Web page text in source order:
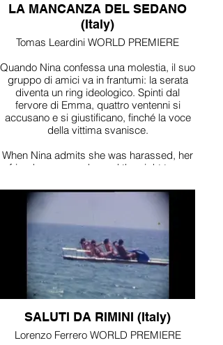
LA MANCANZA DEL SEDANO
(Italy)
Tomas Leardini WORLD PREMIERE
Quando Nina confessa una molestia, il suo
gruppo di amici va in frantumi: la serata
diventa un ring ideologico. Spinti dal
fervore di Emma, quattro ventenni si
accusano e si giustificano, finché la voce
della vittima svanisce.
When Nina admits she was harassed, her
friend group cracks and the night turns
Emma’s fervor, four twenty-somethings
spiral into blame and self-defense—until
SALUTI DA RIMINI (Italy)
Lorenzo Ferrero WORLD PREMIERE